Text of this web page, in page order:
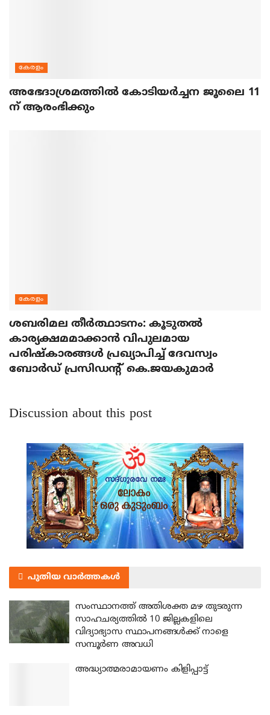
കേരളം
അഭേദാശ്രമത്തില്‍ കോടിയര്‍ച്ചന ജൂലൈ 11
ന് ആരംഭിക്കും
കേരളം
ശബരിമല തീര്‍ത്ഥാടനം: കൂടുതല്‍
കാര്യക്ഷമമാക്കാന്‍ വിപുലമായ
പരിഷ്‌കാരങ്ങള്‍ പ്രഖ്യാപിച്ച് ദേവസ്വം
ബോര്‍ഡ് പ്രസിഡന്റ് കെ.ജയകുമാര്‍
Discussion about this post
പുതിയ വാർത്തകൾ
സംസ്ഥാനത്ത് അതിശക്ത മഴ തുടരുന്ന
സാഹചര്യത്തിൽ 10 ജില്ലകളിലെ
വിദ്യാഭ്യാസ സ്ഥാപനങ്ങൾക്ക് നാളെ
സമ്പൂർണ അവധി
അദ്ധ്യാത്മരാമായണം കിളിപ്പാട്ട്